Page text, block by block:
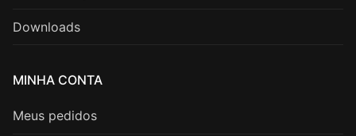
Downloads
MINHA CONTA
Meus pedidos